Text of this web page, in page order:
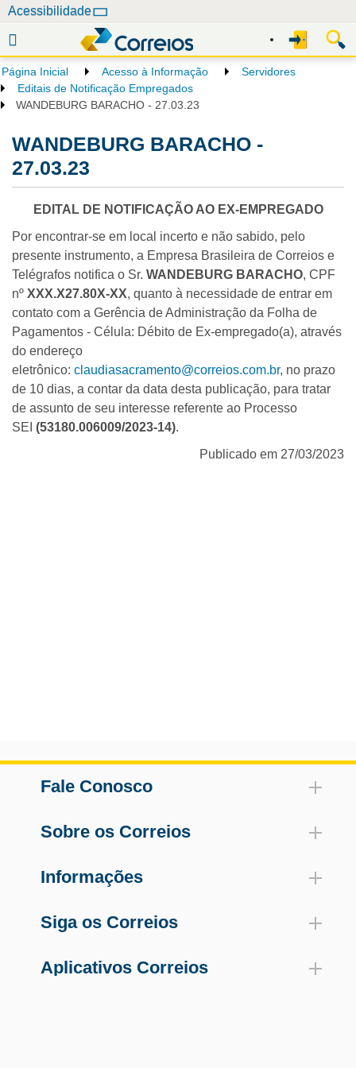
e
g
a
Acessibilidade
Página Inicial Acesso à Informação
Servidores
Editais de Notificação Empregados
WANDEBURG BARACHO - 27.03.23
WANDEBURG BARACHO -
27.03.23
EDITAL DE NOTIFICAÇÃO AO EX-EMPREGADO
Por encontrar-se em local incerto e não sabido, pelo
presente instrumento, a Empresa Brasileira de Correios e
Telégrafos notifica o Sr. WANDEBURG BARACHO, CPF
nº XXX.X27.80X-XX, quanto à necessidade de entrar em
contato com a Gerência de Administração da Folha de
Pagamentos - Célula: Débito de Ex-empregado(a), através
do endereço
eletrônico: claudiasacramento@correios.com.br, no prazo
de 10 dias, a contar da data desta publicação, para tratar
de assunto de seu interesse referente ao Processo
SEI (53180.006009/2023-14).
Publicado em 27/03/2023
Fale Conosco
Sobre os Correios
Informações
Siga os Correios
Aplicativos Correios